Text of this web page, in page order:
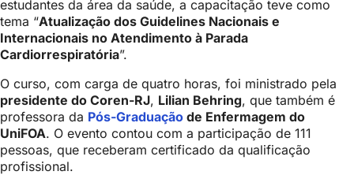
estudantes da área da saúde, a capacitação teve como
tema “Atualização dos Guidelines Nacionais e
Internacionais no Atendimento à Parada
Cardiorrespiratória”.
O curso, com carga de quatro horas, foi ministrado pela
presidente do Coren-RJ, Lilian Behring, que também é
professora da Pós-Graduação de Enfermagem do
UniFOA. O evento contou com a participação de 111
pessoas, que receberam certificado da qualificação
profissional.